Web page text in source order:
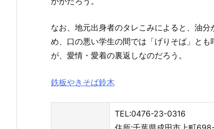
なお、地元出身者のタレこみによると、油
め、口の悪い学生の間では「げりそば」と
が、愛情・愛着の裏返しなのだろう。
鉄板やきそば鈴木
TEL:0476-23-0316